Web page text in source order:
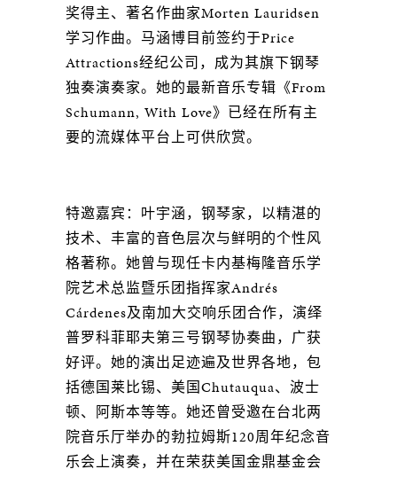
奖得主、著名作曲家Morten Lauridsen
学习作曲。马涵博⽬前签约于Price
Attractions经纪公司，成为其旗下钢琴
独奏演奏家。她的最新⾳乐专辑《From
Schumann, With Love》已经在所有主
要的流媒体平台上可供欣赏。
特邀嘉宾：叶宇涵，钢琴家，以精湛的
技术、丰富的⾳⾊层次与鲜明的个性风
格著称。她曾与现任卡内基梅隆⾳乐学
院艺术总监暨乐团指挥家Andrés
Cárdenes及南加⼤交响乐团合作，演绎
普罗科菲耶夫第三号钢琴协奏曲，⼴获
好评。她的演出⾜迹遍及世界各地，包
括德国莱⽐锡、美国Chutauqua、波⼠
顿、阿斯本等等。她还曾受邀在台北两
院⾳乐厅举办的勃拉姆斯120周年纪念⾳
乐会上演奏，并在荣获美国⾦⿍基⾦会